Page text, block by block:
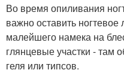
Во время опиливания
важно оставить
малейшего намека на
глянцевые участки - там
геля или типсов.